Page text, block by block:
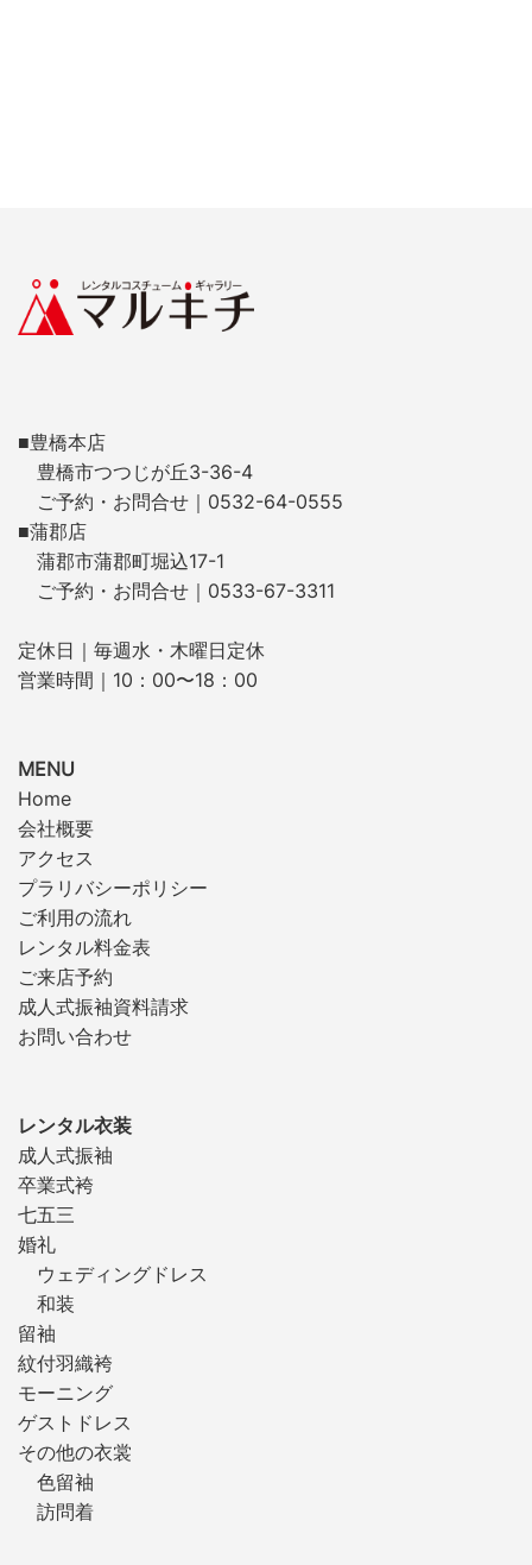
■豊橋本店
豊橋市つつじが丘3-36-4
ご予約・お問合せ｜0532-64-0555
■蒲郡店
蒲郡市蒲郡町堀込17-1
ご予約・お問合せ｜0533-67-3311
定休日｜毎週水・木曜日定休
営業時間｜10：00〜18：00
MENU
Home
会社概要
アクセス
プラリバシーポリシー
ご利用の流れ
レンタル料金表
ご来店予約
成人式振袖資料請求
お問い合わせ
レンタル衣装
成人式振袖
卒業式袴
七五三
婚礼
ウェディングドレス
和装
留袖
紋付羽織袴
モーニング
ゲストドレス
その他の衣裳
色留袖
訪問着